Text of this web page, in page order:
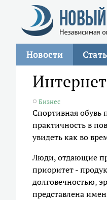
Новости
Бизнес
Спортивная обувь
практичность в
увидеть как во
Люди, отдающие
приоритет -
долговечностью,
представлена